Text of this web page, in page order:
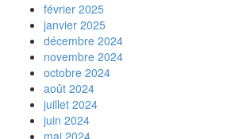
février 2025
janvier 2025
décembre 2024
novembre 2024
octobre 2024
août 2024
juillet 2024
juin 2024
mai 2024